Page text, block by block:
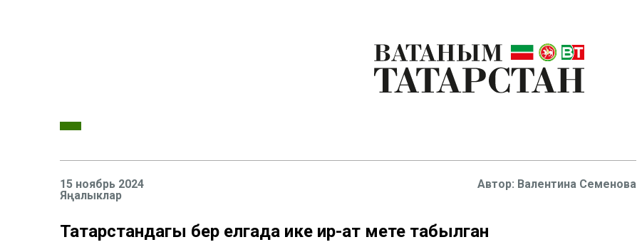
15 ноябрь 2024
Яңалыклар
Валентина Семенова
Татарстандагы бер елгада ике ир-ат мәете табылган